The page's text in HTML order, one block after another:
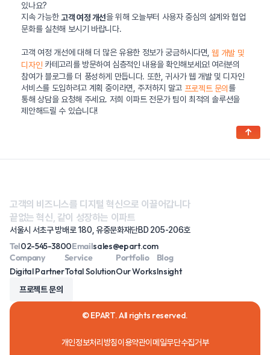
있나요?
지속 가능한고객 여정 개선을 위해 오늘부터 사용자 중심의 설계와 협업
문화를 실천해 보시기 바랍니다.
고객 여정 개선에 대해 더 많은 유용한 정보가 궁금하시다면,웹 개발 및
디자인 카테고리를 방문하여 심층적인 내용을 확인해보세요! 여러분의
참여가 블로그를 더 풍성하게 만듭니다. 또한, 귀사가 웹 개발 및 디자인
서비스를 도입하려고 계획 중이라면, 주저하지 말고 프로젝트 문의를
통해 상담을 요청해 주세요. 저희 이파트 전문가 팀이 최적의 솔루션을
제안해드릴 수 있습니다!
고객의 비즈니스를 디지털 혁신으로 이끌어갑니다
끝없는 혁신, 같이 성장하는 이파트
서울시 서초구 방배로 180, 유중문화재단BD 205-206호
Tel02-545-3800Emailsales@epart.com
Company
Digital Partner
Service
Total Solution
Portfolio
Our Works
Blog
Insight
프로젝트 문의
© EPART. All rights reserved.
개인정보처리방침이용약관이메일무단수집거부
↑